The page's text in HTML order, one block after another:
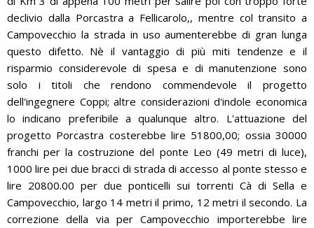
declivio dalla Porcastra a Fellicarolo,, mentre col transito a
Campovecchio la strada in uso aumenterebbe di gran lunga
questo difetto. Nè il vantaggio di più miti tendenze e il
risparmio considerevole di spesa e di manutenzione sono
solo i titoli che rendono commendevole il progetto
dell'ingegnere Coppi; altre considerazioni d'indole economica
lo indicano preferibile a qualunque altro. L'attuazione del
progetto Porcastra costerebbe lire 51800,00; ossia 30000
franchi per la costruzione del ponte Leo (49 metri di luce),
1000 lire pei due bracci di strada di accesso al ponte stesso e
lire 20800.00 per due ponticelli sui torrenti Cà di Sella e
Campovecchio, largo 14 metri il primo, 12 metri il secondo. La
correzione della via per Campovecchio importerebbe lire